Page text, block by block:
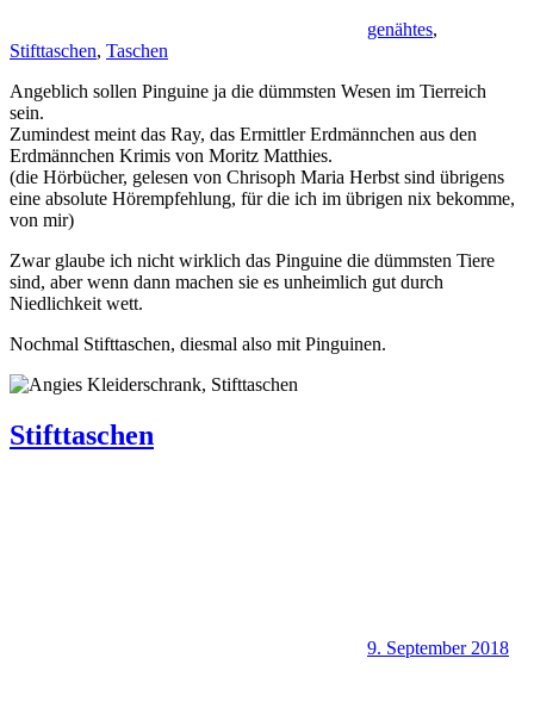
genähtes,
Stifttaschen, Taschen
Angeblich sollen Pinguine ja die dümmsten Wesen im Tierreich
sein.
Zumindest meint das Ray, das Ermittler Erdmännchen aus den
Erdmännchen Krimis von Moritz Matthies.
(die Hörbücher, gelesen von Chrisoph Maria Herbst sind übrigens
eine absolute Hörempfehlung, für die ich im übrigen nix bekomme,
von mir)
Zwar glaube ich nicht wirklich das Pinguine die dümmsten Tiere
sind, aber wenn dann machen sie es unheimlich gut durch
Niedlichkeit wett.
Nochmal Stifttaschen, diesmal also mit Pinguinen.
Stifttaschen
9. September 2018